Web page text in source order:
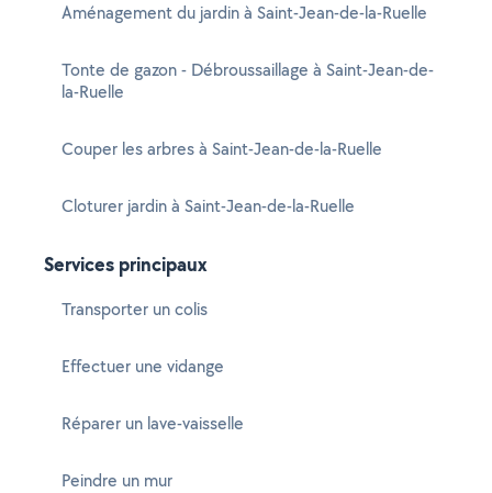
Aménagement du jardin à Saint-Jean-de-la-Ruelle
Tonte de gazon - Débroussaillage à Saint-Jean-de-
la-Ruelle
Couper les arbres à Saint-Jean-de-la-Ruelle
Cloturer jardin à Saint-Jean-de-la-Ruelle
Services principaux
Transporter un colis
Effectuer une vidange
Réparer un lave-vaisselle
Peindre un mur